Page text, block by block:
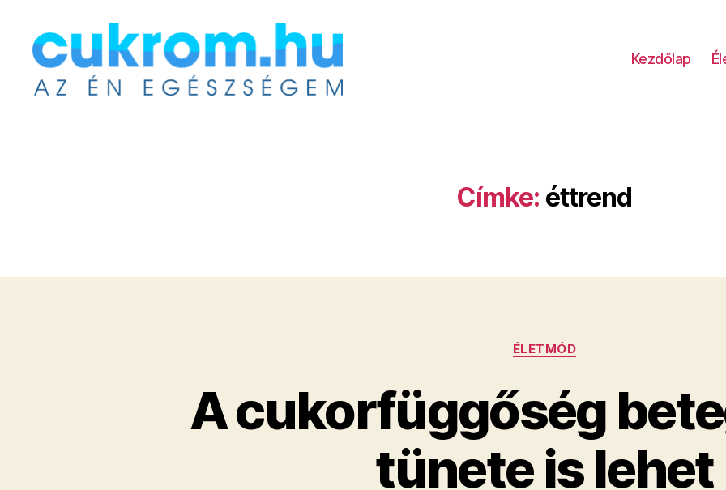
Kezdőlap
Címke: éttrend
Kategóriák
ÉLETMÓD
A cukorfüggőség
tünete is lehet